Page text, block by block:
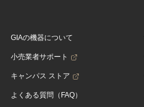
GIAの機器について
小売業者サポート
キャンパス ストア
よくある質問（FAQ）